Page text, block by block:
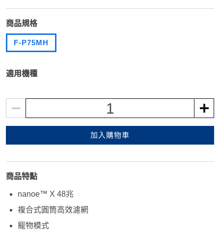
商品規格
F-P75MH
適用機種
1
加入購物車
商品特點
nanoe™ X 48兆
複合式圓筒高效濾網
寵物模式